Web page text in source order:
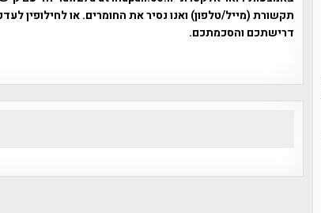
תקשורת (מייל/טלפון) ואנו נסיר את החומרים. או לחילופין
דרישתכם והסכמתכם.